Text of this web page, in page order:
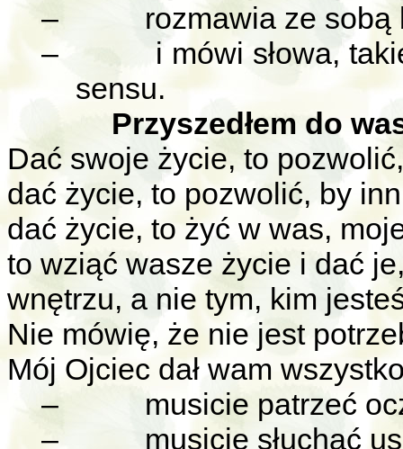
–
rozmawia ze sobą
–
i mówi słowa,
sensu.
Przyszedłem do
Dać swoje życie, to
dać życie, to pozwolić, by
dać życie, to żyć w was,
to wziąć wasze życie i dać
wnętrzu, a nie tym, kim
Nie mówię, że nie jest
Mój Ojciec dał wam
–
musicie patrzeć
–
musicie słuchać